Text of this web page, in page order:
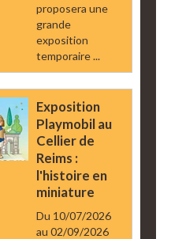
proposera une
grande
exposition
temporaire ...
Exposition
Playmobil au
Cellier de
Reims :
l'histoire en
miniature
Du 10/07/2026
au 02/09/2026